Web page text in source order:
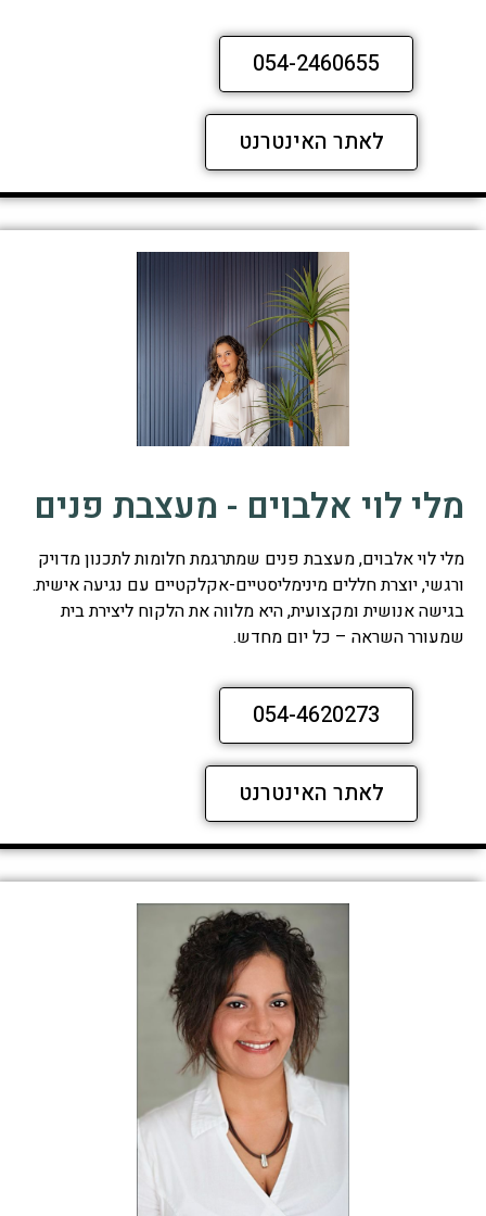
054-2460655
לאתר האינטרנט
מלי לוי אלבוים - מעצבת פנים
מלי לוי אלבוים, מעצבת פנים שמתרגמת חלומות לתכנון מדויק
ורגשי, יוצרת חללים מינימליסטיים-אקלקטיים עם נגיעה אישית.
בגישה אנושית ומקצועית, היא מלווה את הלקוח ליצירת בית
שמעורר השראה – כל יום מחדש.
054-4620273
לאתר האינטרנט